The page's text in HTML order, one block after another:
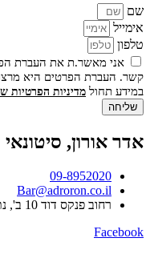
שם
אימייל
טלפון
אני מאשר.ת את העברת
קשר. העברת הפרטים היא
במידע תחול מדיניות הפרטיות
שליחה
אדר אורון,
09-8952020
Bar@adroron.co.il
רחוב פנקס דוד 10 ב', נתניה
Facebook